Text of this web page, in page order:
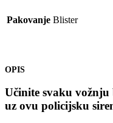
Pakovanje Blister
OPIS
Učinite svaku
uz ovu policijsku